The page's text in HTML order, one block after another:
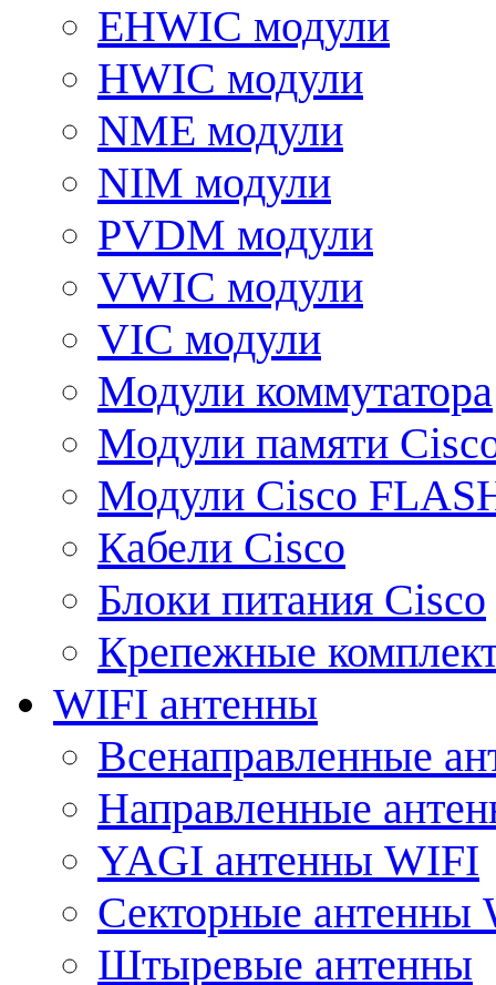
EHWIC модули
HWIC модули
NME модули
NIM модули
PVDM модули
VWIC модули
VIC модули
Модули коммутатора
Модули памяти
Модули Cisco
Кабели Cisco
Блоки питания Cisco
Крепежные
WIFI антенны
Всенаправленные
Направленные
YAGI антенны WIFI
Секторные антенны
Штыревые антенны